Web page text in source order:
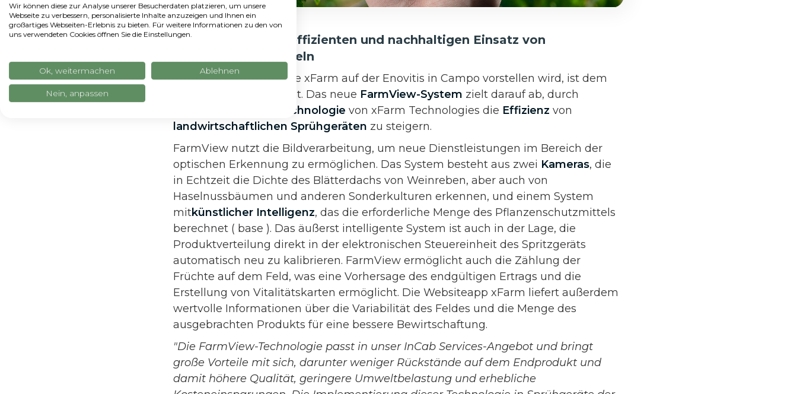
FarmView für den effizienten und nachhaltigen Einsatz von
Pflanzenschutzmitteln
Diezweite Neuheit, die xFarm auf der Enovitis in Campo vorstellen wird, ist dem
gewidmet. Das neue FarmView-System zielt darauf ab, durch
Integration der Technologie von xFarm Technologies die Effizienz von
landwirtschaftlichen Sprühgeräten zu steigern.
FarmView nutzt die Bildverarbeitung, um neue Dienstleistungen im Bereich der
optischen Erkennung zu ermöglichen. Das System besteht aus zwei Kameras, die
in Echtzeit die Dichte des Blätterdachs von Weinreben, aber auch von
Haselnussbäumen und anderen Sonderkulturen erkennen, und einem System
mitkünstlicher Intelligenz, das die erforderliche Menge des Pflanzenschutzmittels
berechnet ( base ). Das äußerst intelligente System ist auch in der Lage, die
Produktverteilung direkt in der elektronischen Steuereinheit des Spritzgeräts
automatisch neu zu kalibrieren. FarmView ermöglicht auch die Zählung der
Früchte auf dem Feld, was eine Vorhersage des endgültigen Ertrags und die
Erstellung von Vitalitätskarten ermöglicht. Die Websiteapp xFarm liefert außerdem
wertvolle Informationen über die Variabilität des Feldes und die Menge des
ausgebrachten Produkts für eine bessere Bewirtschaftung.
"Die FarmView-Technologie passt in unser InCab Services-Angebot und bringt
große Vorteile mit sich, darunter weniger Rückstände auf dem Endprodukt und
damit höhere Qualität, geringere Umweltbelastung und erhebliche
Wir können diese zur Analyse unserer Besucherdaten platzieren, um unsere
Webseite zu verbessern, personalisierte Inhalte anzuzeigen und Ihnen ein
großartiges Webseiten-Erlebnis zu bieten. Für weitere Informationen zu den von
uns verwendeten Cookies öffnen Sie die Einstellungen.
Ok, weitermachen Ablehnen
Nein, anpassen